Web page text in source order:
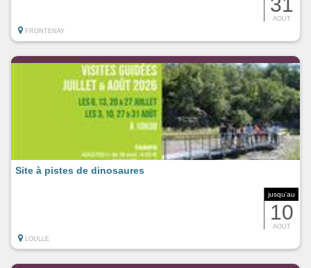
AOUT
FRONTENAY
jusqu'au
10
AOUT
Site à pistes de dinosaures
LOULLE